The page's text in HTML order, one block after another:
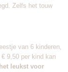
Zelfs het touw
van 6 kinderen,
9,50 per kind kan
leukst voor